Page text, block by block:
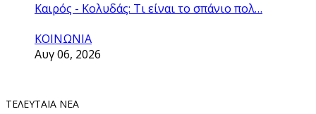
Καιρός - Κολυδάς: Τι είναι το σπάνιο πολ…
ΚΟΙΝΩΝΙΑ
Αυγ 06, 2026
ΤΕΛΕΥΤΑΙΑ ΝΕΑ